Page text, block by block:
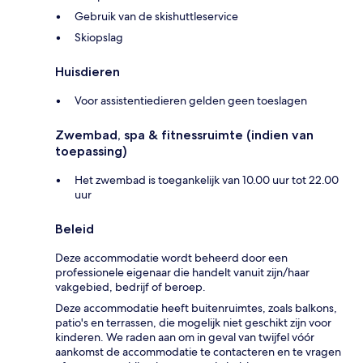
Gebruik van de skishuttleservice
Skiopslag
Huisdieren
Voor assistentiedieren gelden geen toeslagen
Zwembad, spa & fitnessruimte (indien van
toepassing)
Het zwembad is toegankelijk van 10.00 uur tot 22.00
uur
Beleid
Deze accommodatie wordt beheerd door een
professionele eigenaar die handelt vanuit zijn/haar
vakgebied, bedrijf of beroep.
Deze accommodatie heeft buitenruimtes, zoals balkons,
patio's en terrassen, die mogelijk niet geschikt zijn voor
kinderen. We raden aan om in geval van twijfel vóór
aankomst de accommodatie te contacteren en te vragen